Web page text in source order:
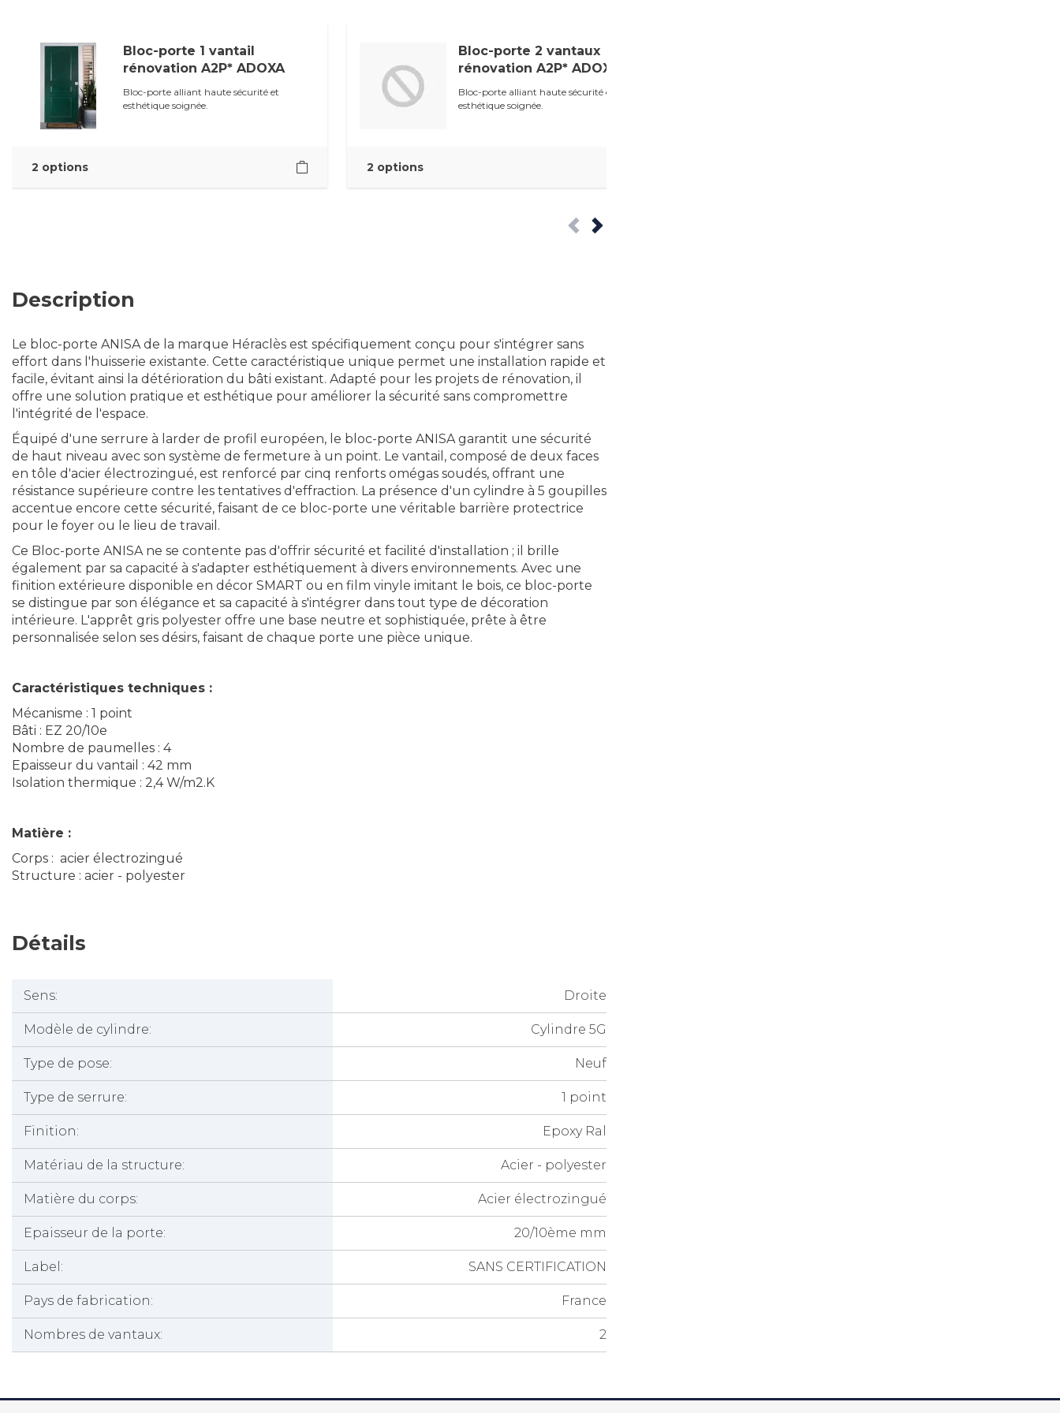
Bloc-porte 1 vantail
rénovation A2P* ADOXA
Bloc-porte alliant haute sécurité et
esthétique soignée.
2 options
Bloc-porte 2 vantaux
rénovation A2P* ADOXA
Bloc-porte alliant haute sécurité et
esthétique soignée.
2 options
Description
Le bloc-porte ANISA de la marque Héraclès est spécifiquement conçu pour s'intégrer sans
effort dans l'huisserie existante. Cette caractéristique unique permet une installation rapide et
facile, évitant ainsi la détérioration du bâti existant. Adapté pour les projets de rénovation, il
offre une solution pratique et esthétique pour améliorer la sécurité sans compromettre
l'intégrité de l'espace.
Équipé d'une serrure à larder de profil européen, le bloc-porte ANISA garantit une sécurité
de haut niveau avec son système de fermeture à un point. Le vantail, composé de deux faces
en tôle d'acier électrozingué, est renforcé par cinq renforts omégas soudés, offrant une
résistance supérieure contre les tentatives d'effraction. La présence d'un cylindre à 5 goupilles
accentue encore cette sécurité, faisant de ce bloc-porte une véritable barrière protectrice
pour le foyer ou le lieu de travail.
Ce Bloc-porte ANISA ne se contente pas d'offrir sécurité et facilité d'installation ; il brille
également par sa capacité à s'adapter esthétiquement à divers environnements. Avec une
finition extérieure disponible en décor SMART ou en film vinyle imitant le bois, ce bloc-porte
se distingue par son élégance et sa capacité à s'intégrer dans tout type de décoration
intérieure. L'apprêt gris polyester offre une base neutre et sophistiquée, prête à être
personnalisée selon ses désirs, faisant de chaque porte une pièce unique.
Caractéristiques techniques :
Mécanisme : 1 point
Bâti : EZ 20/10e
Nombre de paumelles : 4
Epaisseur du vantail : 42 mm
Isolation thermique : 2,4 W/m2.K
Matière :
Corps : acier électrozingué
Structure : acier - polyester
Détails
Sens: Droite
Modèle de cylindre: Cylindre 5G
Type de pose: Neuf
Type de serrure: 1 point
Finition: Epoxy Ral
Matériau de la structure: Acier - polyester
Matière du corps: Acier électrozingué
Epaisseur de la porte: 20/10ème mm
Label: SANS CERTIFICATION
Pays de fabrication: France
Nombres de vantaux: 2